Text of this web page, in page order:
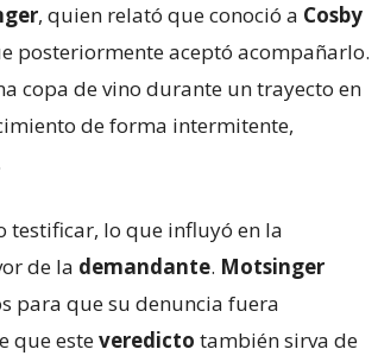
, quien relató que conoció a Cosby
posteriormente aceptó acompañarlo.
copa de vino durante un trayecto en
de forma intermitente,
testificar, lo que influyó en la
de la demandante. Motsinger
para que su denuncia fuera
que esteveredicto también sirva de